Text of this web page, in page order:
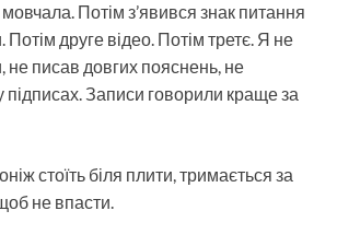
Потім з’явився знак питання
Потім друге відео. Потім третє. Я не
не писав довгих пояснень, не
підписах. Записи говорили краще за
стоїть біля плити, тримається за
не впасти.